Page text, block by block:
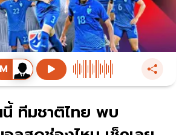
ทีมชาติไทย พบ